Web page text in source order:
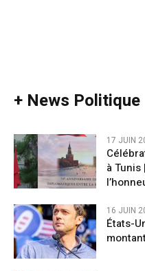
+ News Politique
17 JUIN
à
16 JUIN
États-